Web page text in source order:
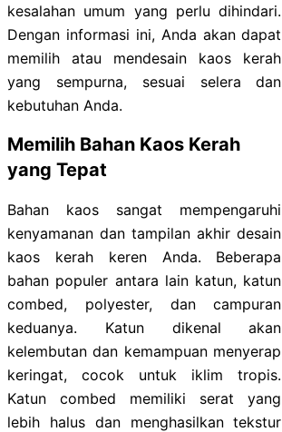
kesalahan umum yang perlu dihindari.
Dengan informasi ini, Anda akan dapat
memilih atau mendesain kaos kerah
yang sempurna, sesuai selera dan
kebutuhan Anda.
Memilih Bahan Kaos Kerah
yang Tepat
Bahan kaos sangat mempengaruhi
kenyamanan dan tampilan akhir desain
kaos kerah keren Anda. Beberapa
bahan populer antara lain katun, katun
combed, polyester, dan campuran
keduanya. Katun dikenal akan
kelembutan dan kemampuan menyerap
keringat, cocok untuk iklim tropis.
Katun combed memiliki serat yang
lebih halus dan menghasilkan tekstur